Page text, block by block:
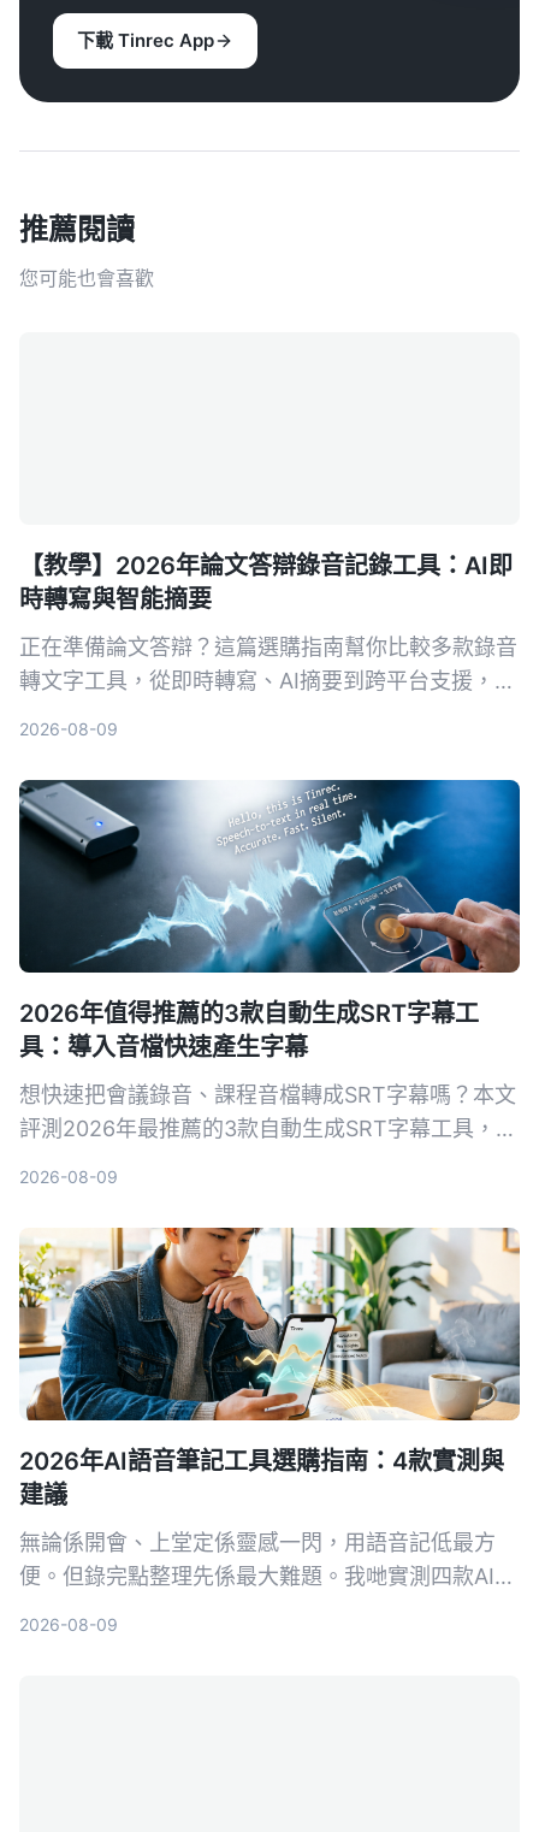
下載 Tinrec App
推薦閱讀
您可能也會喜歡
【教學】2026年論文答辯錄音記錄工具：AI即
時轉寫與智能摘要
正在準備論文答辯？這篇選購指南幫你比較多款錄音
轉文字工具，從即時轉寫、AI摘要到跨平台支援，推
2026-08-09
2026年值得推薦的3款自動生成SRT字幕工
具：導入音檔快速產生字幕
想快速把會議錄音、課程音檔轉成SRT字幕嗎？本文
評測2026年最推薦的3款自動生成SRT字幕工具，並
2026-08-09
2026年AI語音筆記工具選購指南：4款實測與
建議
無論係開會、上堂定係靈感一閃，用語音記低最方
便。但錄完點整理先係最大難題。我哋實測四款AI語
2026-08-09